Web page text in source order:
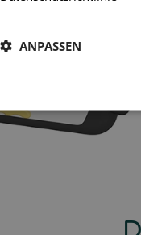
ANPASSEN